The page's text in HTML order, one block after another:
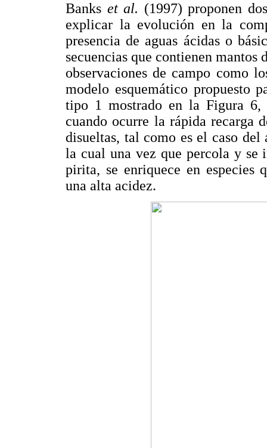
Banks et al. (1997) proponen
explicar la evolución en la
presencia de aguas ácidas o
secuencias que contienen mantos
observaciones de campo como
modelo esquemático propuesto
tipo 1 mostrado en la Figura 6,
cuando ocurre la rápida recarga
disueltas, tal como es el caso
la cual una vez que percola y
pirita, se enriquece en especies
una alta acidez.